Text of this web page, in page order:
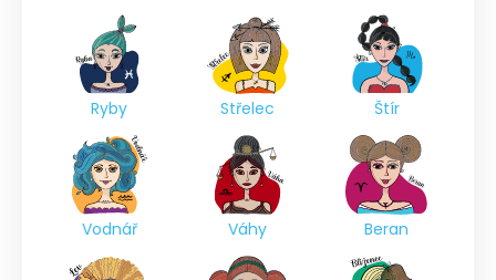
Ryby Střelec Štír
Vodnář Váhy Beran